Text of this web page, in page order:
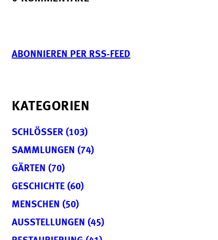
ABONNIEREN PER RSS-FEED
KATEGORIEN
SCHLÖSSER (103)
SAMMLUNGEN (74)
GÄRTEN (70)
GESCHICHTE (60)
MENSCHEN (50)
AUSSTELLUNGEN (45)